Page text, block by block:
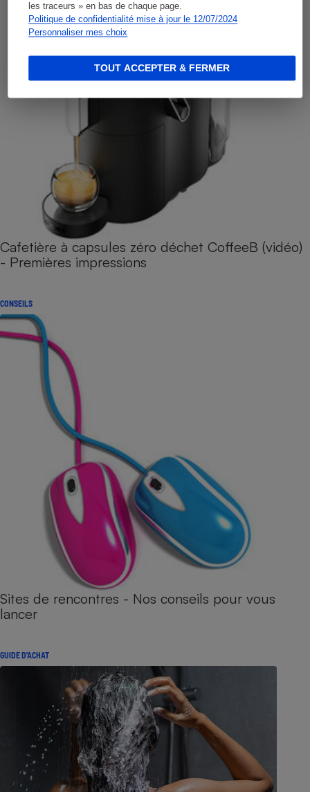
les traceurs » en bas de chaque page.
Politique de confidentialité mise à jour le 12/07/2024
Personnaliser mes choix
TOUT ACCEPTER & FERMER
Cafetière à capsules zéro déchet CoffeeB (vidéo)
- Premières impressions
CONSEILS
Sites de rencontres - Nos conseils pour vous
lancer
GUIDE D'ACHAT